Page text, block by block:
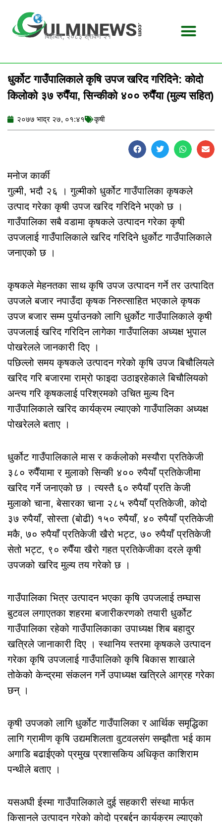
content
बिहीबार, २०८३ श्रावण २१
धुर्कोट गाउँपालिकाले कृषि उपज खरिद गरिदिने: कोदो
किलोको ३७ रुपैँया, सिन्कीको ४०० रुपैँया (मुल्य सहित)
२०७७ भाद्र २७, ०१:४१ कृषी
मनोज कार्की
गुल्मी, भदौ २६ । गुल्मीको धुर्कोट गाउँपालिका कृषकले
उत्पाद गरेका कृषी उपज खरिद गरिदिने भएको छ ।
गाउँपालिका सबै वडामा कृषकले उत्पादन गरेका कृषी
उपजलाई गाउँपालिकाले खरिद गरिदिने धुर्कोट गाउँपालिकाले
जनाएको छ ।
कृषकले मेहनतका साथ कृषि उपज उत्पादन गर्ने तर उत्पादित
उपजले बजार नपाउँदा कृषक निरुत्साहित भएकाले कृषक
उपज बजार सम्म पुर्याउनको लागि धुर्कोट गाउँपालिकाले कृषी
उपजलाई खरिद गरिदिन लागेका गाउँपालिका अध्यक्ष भुपाल
पोखरेलले जानकारी दिए ।
पछिल्लो समय कृषकले उत्पादन गरेको कृषि उपज बिचौलियले
खरिद गरि बजारमा राम्रो फाइदा उठाइरहेकाले बिचौलियको
अन्त्य गरि कृषकलाई परिश्रमको उचित मुल्य दिन
गाउँपालिकाले खरिद कार्यक्रम ल्याएको गाउँपालिका अध्यक्ष
पोखरेलले बताए ।
धुर्कोट गाउँपालिकाले मास र कर्कलोको मस्यौरा प्रतिकेजी
३८० रुपैँयामा र मुलाको सिन्की ४०० रुपैयाँ प्रतिकेजीमा
खरिद गर्ने जनाएको छ । त्यस्तै ६० रुपैयाँ प्रति केजी
मुलाको चाना, बेसारका चाना २८५ रुपैयाँ प्रतिकेजी, कोदो
३७ रुपैयाँ, सोस्ता (बोढी) १५० रुपैयाँ, ४० रुपैयाँ प्रतिकेजी
मकै, ७० रुपैयाँ प्रतिकेजी खैरो भट्ट, ७० रुपैयाँ प्रतिकेजी
सेतो भट्ट, ९० रुपैँया खैरो गहत प्रतिकेजीका दरले कृषी
उपजको खरिद मुल्य तय गरेको छ ।
गाउँपालिका भित्र उत्पादन भएका कृषि उपजलाई तम्घास
बुटवल लगाएतका शहरमा बजारीकरणको तयारी धुर्कोट
गाउँपालिका रहेको गाउँपालिकाका उपाध्यक्ष शिब बहादुर
खत्रिले जानाकारी दिए । स्थानिय स्तरमा कृषकले उत्पादन
गरेका कृषि उपजलाई गाउँपालिको कृषि बिकास शाखाले
तोकेको केन्द्रमा संकलन गर्ने उपाध्यक्ष खत्रिले आग्रह गरेका
छन् ।
कृषी उपजको लागि धुर्कोट गाउँपालिका र आर्थिक समृद्धिका
लागि ग्रामीण कृषि उद्यमशिलता वुटवलसंग सम्झौता भई काम
अगाडि बढाईएको प्रमुख प्रशासकिय अधिकृत काशिराम
पन्थीले बताए ।
यसअघी ईस्मा गाउँपालिकाले दुई सहकारी संस्था मार्फत
किसानले उत्पादन गरेको कोदो प्रबर्द्दन कार्यक्रम ल्याएको